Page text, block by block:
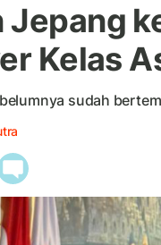
Jepang
Kelas
sudah